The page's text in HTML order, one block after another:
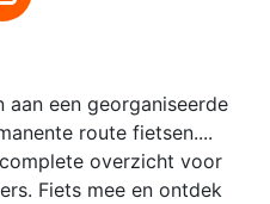
aan een georganiseerde
route fietsen....
overzicht voor
Fiets mee en ontdek